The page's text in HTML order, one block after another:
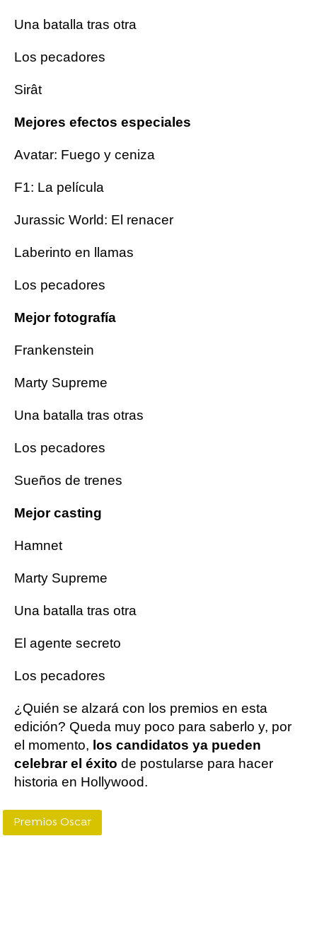
Una batalla tras otra
Los pecadores
Sirât
Mejores efectos especiales
Avatar: Fuego y ceniza
F1: La película
Jurassic World: El renacer
Laberinto en llamas
Los pecadores
Mejor fotografía
Frankenstein
Marty Supreme
Una batalla tras otras
Los pecadores
Sueños de trenes
Mejor casting
Hamnet
Marty Supreme
Una batalla tras otra
El agente secreto
Los pecadores
¿Quién se alzará con los premios en esta
edición? Queda muy poco para saberlo y, por
el momento, los candidatos ya pueden
celebrar el éxito de postularse para hacer
historia en Hollywood.
Premios Oscar